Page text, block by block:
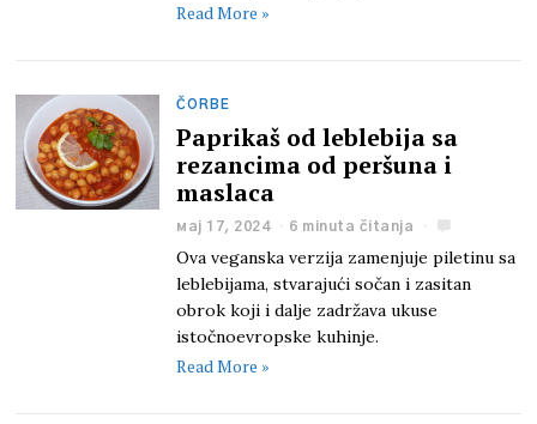
Read More »
ČORBE
Paprikaš od leblebija sa
rezancima od peršuna i
maslaca
мај 17, 2024 6 minuta čitanja
Ova veganska verzija zamenjuje piletinu sa
leblebijama, stvarajući sočan i zasitan
obrok koji i dalje zadržava ukuse
istočnoevropske kuhinje.
Read More »